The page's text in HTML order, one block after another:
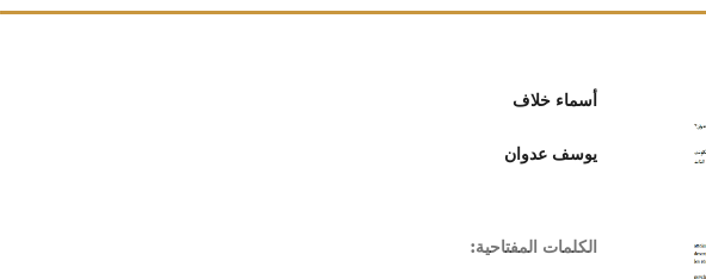
أسماء خلاف
يوسف عدوان
الكلمات المفتاحية: